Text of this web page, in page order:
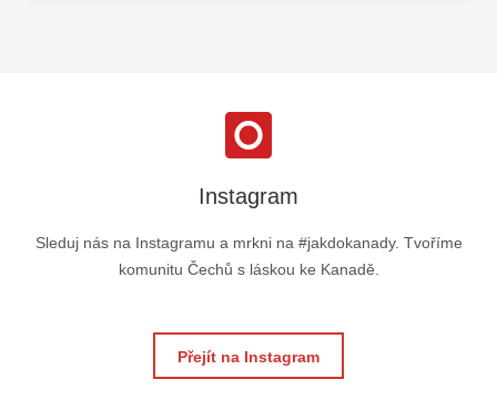
Instagram
Sleduj nás na Instagramu a mrkni na #jakdokanady. Tvoříme
komunitu Čechů s láskou ke Kanadě.
Přejít na Instagram